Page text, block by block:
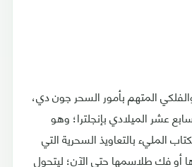
المتهم بأمور السحر جون دي،
عشر الميلادي بإنجلترا؛ وهو
المليء بالتعاويذ السحرية التي
أو فك طلاسمها حتى الآن؛ ليتحول